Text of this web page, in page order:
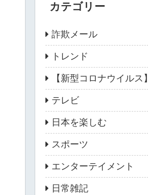
カテゴリー
詐欺メール
トレンド
【新型コロナウイルス】
テレビ
日本を楽しむ
スポーツ
エンターテイメント
日常雑記